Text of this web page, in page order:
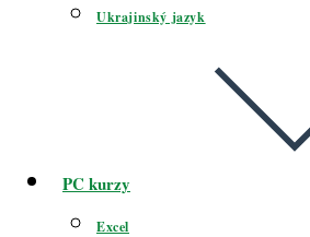
Ukrajinský jazyk
PC kurzy
Excel